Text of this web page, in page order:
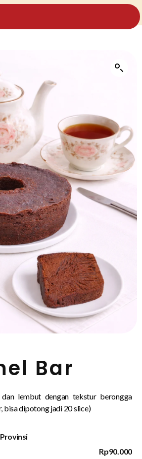
Bar
lembut dengan tekstur berongga
bisa dipotong jadi 20 slice)
Rp90.000